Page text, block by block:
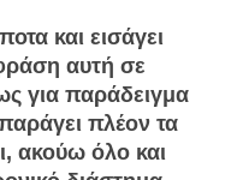
και εισάγει
αυτή σε
για παράδειγμα
πλέον τα
ακούω όλο και